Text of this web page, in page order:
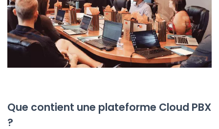
Que contient une plateforme Cloud PBX
?